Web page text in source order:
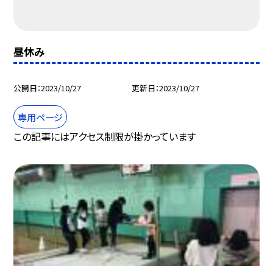
昼休み
公開日 2023/10/27 更新日 2023/10/27
専用ページ
この記事にはアクセス制限が掛かっています